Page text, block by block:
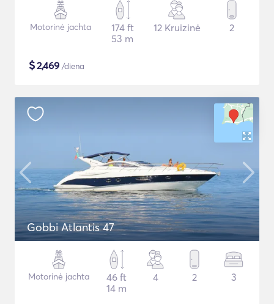
Motorinė jachta
174 ft
53 m
12 Kruizinė 2
$2,469 /diena
Gobbi Atlantis 47
Motorinė jachta
46 ft
14 m
4 2 3